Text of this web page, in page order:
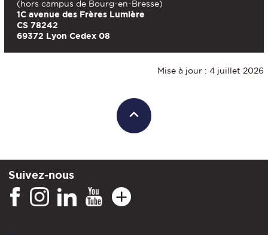
(hors campus de Bourg-en-Bresse)
1C avenue des Frères Lumière
CS 78242
69372 Lyon Cedex 08
Mise à jour : 4 juillet 2026
Suivez-nous